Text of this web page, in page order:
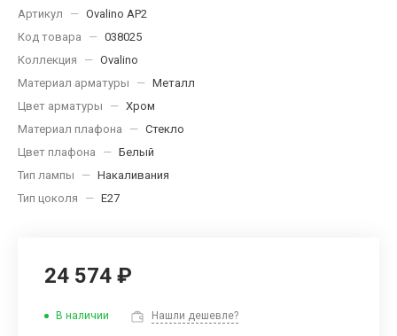
Артикул — Ovalino AP2
Код товара
— 038025
Коллекция
— Ovalino
Материал арматуры
— Металл
Цвет арматуры
— Хром
Материал плафона
— Стекло
Цвет плафона
— Белый
Тип лампы
— Накаливания
Тип цоколя
— E27
24 574 ₽
В наличии Нашли дешевле?